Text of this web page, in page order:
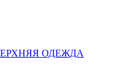
ОДЕЖДА